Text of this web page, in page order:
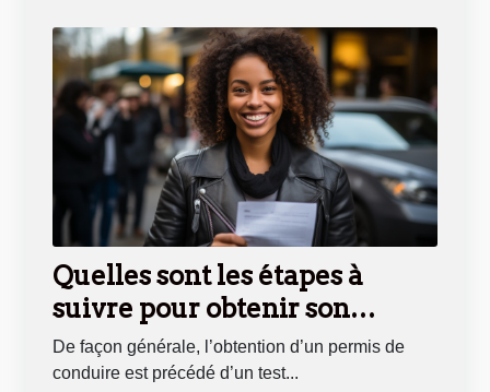
Quelles sont les étapes à
suivre pour obtenir son
résultat de permis de
conduire en ligne?
De façon générale, l’obtention d’un permis de
conduire est précédé d’un test...